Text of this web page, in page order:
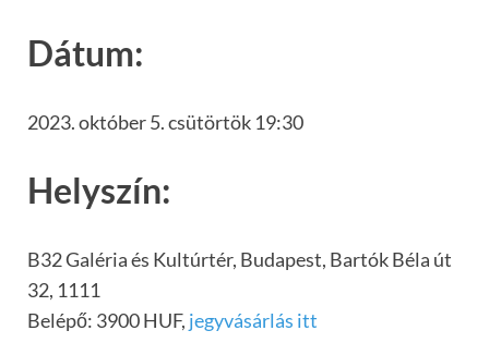
Dátum:
2023. október 5. csütörtök 19:30
Helyszín:
B32 Galéria és Kultúrtér, Budapest, Bartók Béla út
32, 1111
Belépő: 3900 HUF, jegyvásárlás itt